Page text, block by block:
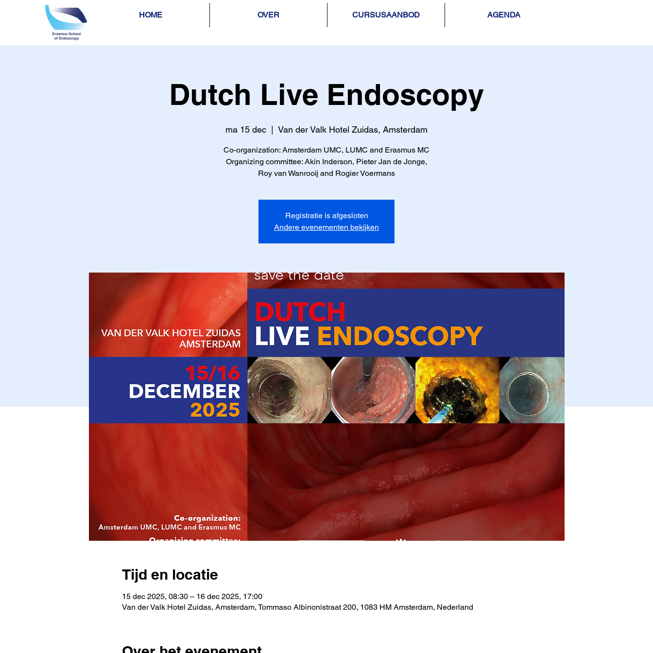
HOME OVER CURSUSAANBOD AGENDA
Dutch Live Endoscopy
ma 15 dec Van der Valk Hotel Zuidas, Amsterdam
Co-organization: Amsterdam UMC, LUMC and Erasmus MC
Organizing committee: Akin Inderson, Pieter Jan de Jonge,
Registratie is afgesloten
Andere evenementen bekijken
Tijd en locatie
15 dec 2025, 08:30 – 16 dec 2025, 17:00
Van der Valk Hotel Zuidas, Amsterdam, Tommaso Albinonistraat 200, 1083 HM Amsterdam, Nederland